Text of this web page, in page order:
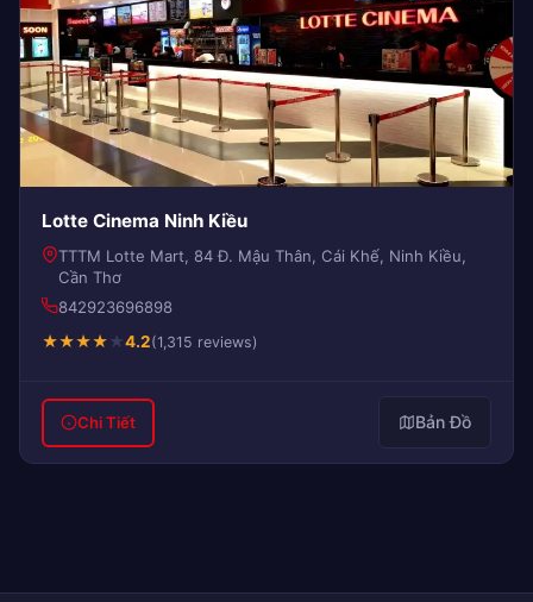
Lotte Cinema Ninh Kiều
TTTM Lotte Mart, 84 Đ. Mậu Thân, Cái Khế, Ninh Kiều,
Cần Thơ
842923696898
★★★★★4.2(1,315 reviews)
Chi Tiết Bản Đồ